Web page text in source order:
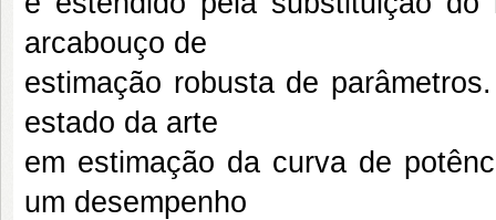
arcabouço de
estimação robusta de
estado da arte
em estimação da curva de
um desempenho